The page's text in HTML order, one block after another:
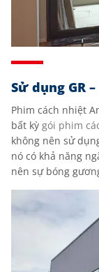
Sử dụng GR
Phim cách nhiệt
bất kỳ gói phim
không nên sử
nó có khả năng
nên sự bóng